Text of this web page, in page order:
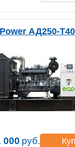
АД250-
000 руб.